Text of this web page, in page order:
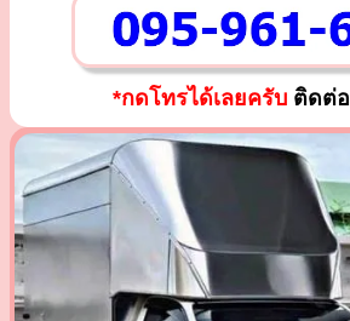
*กดโทรได้เลยครับติดต่อ